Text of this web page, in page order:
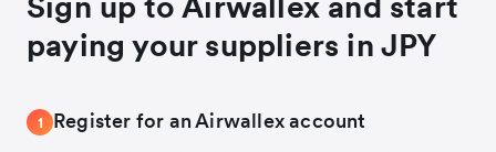
paying your suppliers in JPY
1 Register for an Airwallex account